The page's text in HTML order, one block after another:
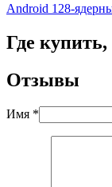
Android 128-
Где
Отзывы
Имя *